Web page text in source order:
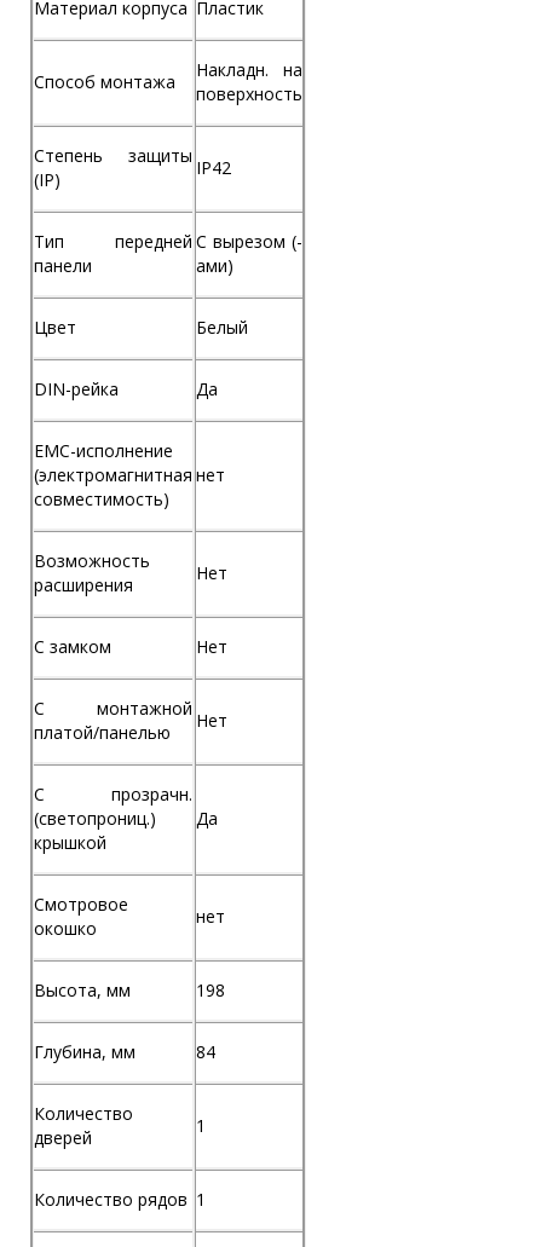
Материал корпуса Пластик
Способ монтажа
Накладн. на
поверхность
Степень защиты
(IP)
IP42
Тип передней
панели
С вырезом (-
ами)
Цвет Белый
DIN-рейка Да
EMC-исполнение
(электромагнитная
совместимость)
нет
Возможность
расширения
Нет
С замком Нет
С монтажной
платой/панелью
Нет
С прозрачн.
(светопрониц.)
крышкой
Да
Смотровое
окошко
нет
Высота, мм 198
Глубина, мм 84
Количество
дверей
1
Количество рядов 1